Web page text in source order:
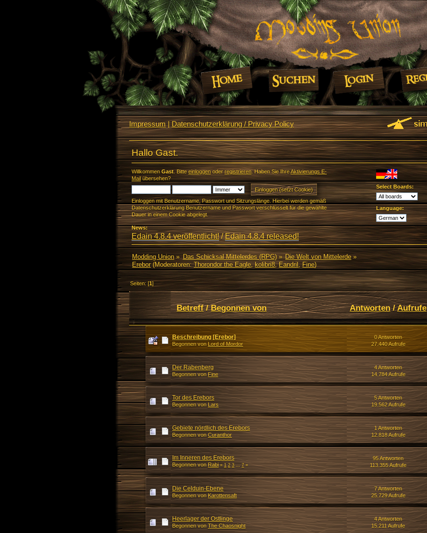
Impressum|Datenschutzerklärung / Privacy Policy
Hallo Gast.
Willkommen Gast. Bitte einloggenoderregistrieren. Haben Sie IhreAktivierungs E-
Mailübersehen?
Einloggen mit Benutzername, Passwort und Sitzungslänge. Hierbei werden gemäß
Datenschutzerklärung Benutzername und Passwort verschlüsselt für die gewählte
Dauer in einem Cookie abgelegt.
Select Boards:
Language:
News:
Edain 4.8.4 veröffentlicht!/Edain 4.8.4 released!
Modding Union» Das Schicksal Mittelerdes (RPG)» Die Welt von Mittelerde»
Erebor(Moderatoren:Thorondor the Eagle,kolibri8,Eandril , Fine)
Seiten: [1]
Betreff/Begonnen von Antworten/Aufrufe
Beschreibung [Erebor]
Begonnen von Lord of Mordor
0 Antworten
27.440 Aufrufe
Der Rabenberg
Begonnen von Fine
4 Antworten
14.784 Aufrufe
Tor des Erebors
Begonnen von Lars
5 Antworten
19.562 Aufrufe
Gebiete nördlich des Erebors
Begonnen von Curanthor
1 Antworten
12.818 Aufrufe
Im Inneren des Erebors
Begonnen von Rabi «1 2 3 ...7»
95 Antworten
113.355 Aufrufe
Die Celduin-Ebene
Begonnen von Karottensaft
7 Antworten
25.729 Aufrufe
Heerlager der Ostlinge
Begonnen von The Chaosnight
4 Antworten
15.211 Aufrufe